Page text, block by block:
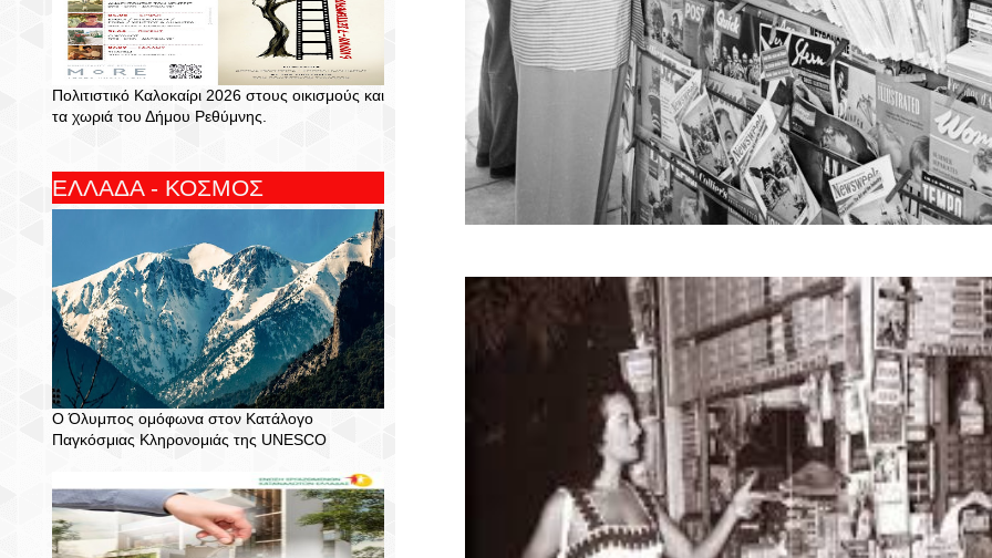
Πολιτιστικό Καλοκαίρι 2026 στους οικισμούς και
τα χωριά του Δήμου Ρεθύμνης.
ΕΛΛΑΔΑ - ΚΟΣΜΟΣ
Ο Όλυμπος ομόφωνα στον Κατάλογο
Παγκόσμιας Κληρονομιάς της UNESCO